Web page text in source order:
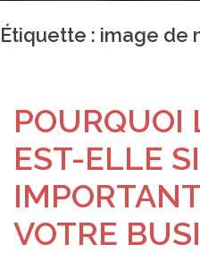
Étiquette : image de
POURQUOI
EST-ELLE SI
VOTRE